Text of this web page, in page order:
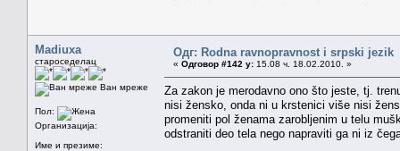
Madiuxa
староседелац
Ван мреже
Пол:
Организација:
Име и презиме:
Одг: Rodna ravnopravnost i srpski jezik
« Одговор #142 у: 15.08 ч. 18.02.2010. »
Za zakon je merodavno ono što jeste, tj.
nisi žensko, onda ni u krstenici više nisi
promeniti pol ženama zarobljenim u telu
odstraniti deo tela nego napraviti ga ni iz